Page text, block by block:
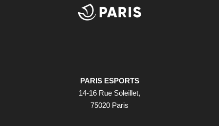
PARIS ESPORTS
14-16 Rue Soleillet,
75020 Paris